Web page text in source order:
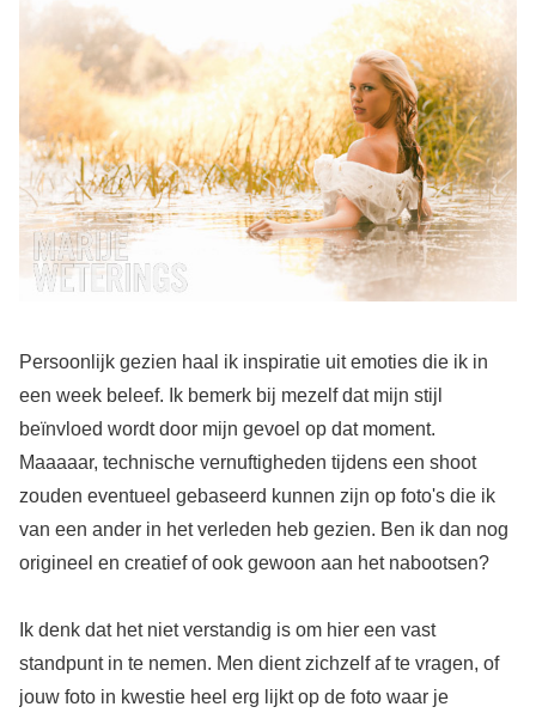
Persoonlijk gezien haal ik inspiratie uit emoties die ik in
een week beleef. Ik bemerk bij mezelf dat mijn stijl
beïnvloed wordt door mijn gevoel op dat moment.
Maaaaar, technische vernuftigheden tijdens een shoot
zouden eventueel gebaseerd kunnen zijn op foto's die ik
van een ander in het verleden heb gezien. Ben ik dan nog
origineel en creatief of ook gewoon aan het nabootsen?
Ik denk dat het niet verstandig is om hier een vast
standpunt in te nemen. Men dient zichzelf af te vragen, of
jouw foto in kwestie heel erg lijkt op de foto waar je